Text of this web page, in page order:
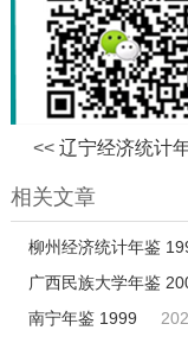
<< 辽宁经济统计
相关文章
柳州经济统计年鉴
广西民族大学年鉴
南宁年鉴 1999